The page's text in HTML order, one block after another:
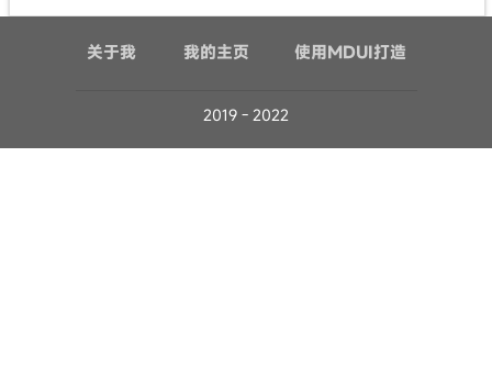
关于我 我的主页 使用MDUI打造
2019 - 2022